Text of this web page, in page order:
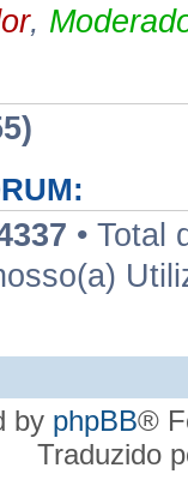
,
• Total
by phpBB®
Traduzido